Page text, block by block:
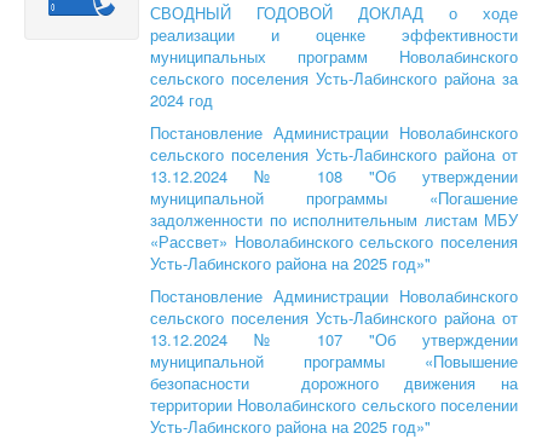
СВОДНЫЙ ГОДОВОЙ ДОКЛАД о ходе
реализации и оценке эффективности
муниципальных программ Новолабинского
сельского поселения Усть-Лабинского района за
2024 год
Постановление Администрации Новолабинского
сельского поселения Усть-Лабинского района от
13.12.2024 № 108 "Об утверждении
муниципальной программы «Погашение
задолженности по исполнительным листам МБУ
«Рассвет» Новолабинского сельского поселения
Усть-Лабинского района на 2025 год»"
Постановление Администрации Новолабинского
сельского поселения Усть-Лабинского района от
13.12.2024 № 107 "Об утверждении
муниципальной программы «Повышение
безопасности дорожного движения на
территории Новолабинского сельского поселении
Усть-Лабинского района на 2025 год»"